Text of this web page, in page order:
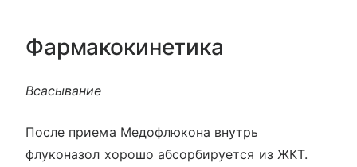
Фармакокинетика
Всасывание
После приема Медофлюкона внутрь
флуконазол хорошо абсорбируется из ЖКТ.